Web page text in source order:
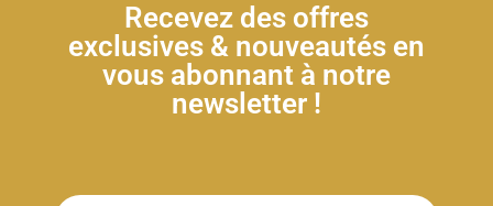
Recevez des offres
exclusives & nouveautés en
vous abonnant à notre
newsletter !